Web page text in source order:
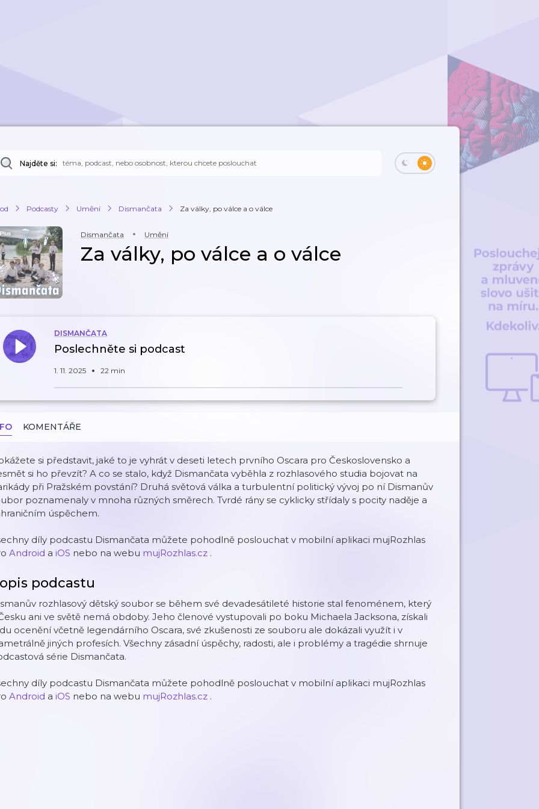
Najděte si:
Podcasty Umění Dismančata Za války, po válce a o válce
Dismančata Umění
Za války, po válce a o válce
DISMANČATA
Poslechněte si podcast
1. 11. 2025 22 min
KOMENTÁŘE
si představit, jaké to je vyhrát v deseti letech prvního Oscara pro Československo a
si ho převzít? A co se stalo, když Dismančata vyběhla z rozhlasového studia bojovat na
při Pražském povstání? Druhá světová válka a turbulentní politický vývoj po ní Dismanův
poznamenaly v mnoha různých směrech. Tvrdé rány se cyklicky střídaly s pocity naděje a
úspěchem.
díly podcastu Dismančata můžete pohodlně poslouchat v mobilní aplikaci mujRozhlas
Android a iOS nebo na webu mujRozhlas.cz .
podcastu
rozhlasový dětský soubor se během své devadesátileté historie stal fenoménem, který
ani ve světě nemá obdoby. Jeho členové vystupovali po boku Michaela Jacksona, získali
ocenění včetně legendárního Oscara, své zkušenosti ze souboru ale dokázali využít i v
jiných profesích. Všechny zásadní úspěchy, radosti, ale i problémy a tragédie shrnuje
série Dismančata.
díly podcastu Dismančata můžete pohodlně poslouchat v mobilní aplikaci mujRozhlas
Android a iOS nebo na webu mujRozhlas.cz .